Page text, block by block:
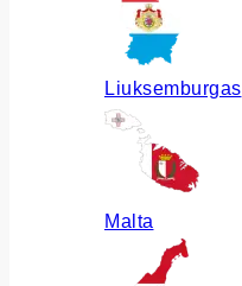
Liuksemburgas
Malta